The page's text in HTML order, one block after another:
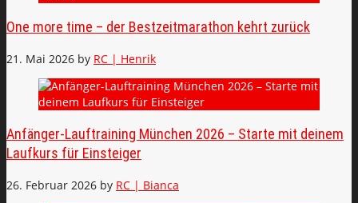
One more time – der Bestzeitmarathon kehrt zurück
21. Mai 2026 by RC | Henrik
Anfänger-Lauftraining München 2026 – Starte mit deinem
Laufkurs für Einsteiger
26. Februar 2026 by RC | Bianca